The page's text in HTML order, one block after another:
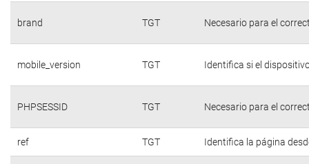
brand TGT Necesario para el
mobile_version TGT Identifica si el
PHPSESSID TGT Necesario para el
ref TGT Identifica la página